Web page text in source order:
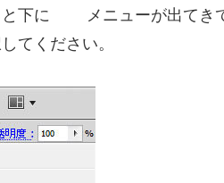
と下に メニューが出てき
てください。